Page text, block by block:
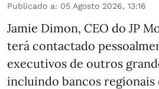
Publicado a: 05 Agosto 2026, 13:16
Jamie Dimon, CEO do JP
terá contactado
executivos de outros
incluindo bancos regionais